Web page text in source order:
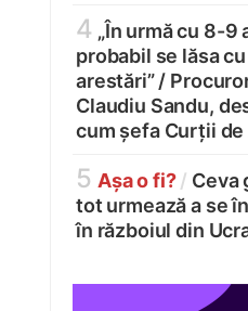
4 „În urmă cu 8-9
probabil se lăsa cu
arestări” /
Claudiu Sandu,
cum șefa Curții
5 Așa o fi? / Ceva
tot urmează a se
în războiul din